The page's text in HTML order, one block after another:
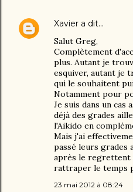
Xavier a dit…
Salut Greg,
Complètement
plus. Autant je
esquiver, autant je
qui le souhaitent
Notamment pour
Je suis dans un
déjà des grades
l'Aikido en
Mais j'ai
passé leurs grades
après le regrettent
rattraper le temps
23 mai 2012 à 08:24